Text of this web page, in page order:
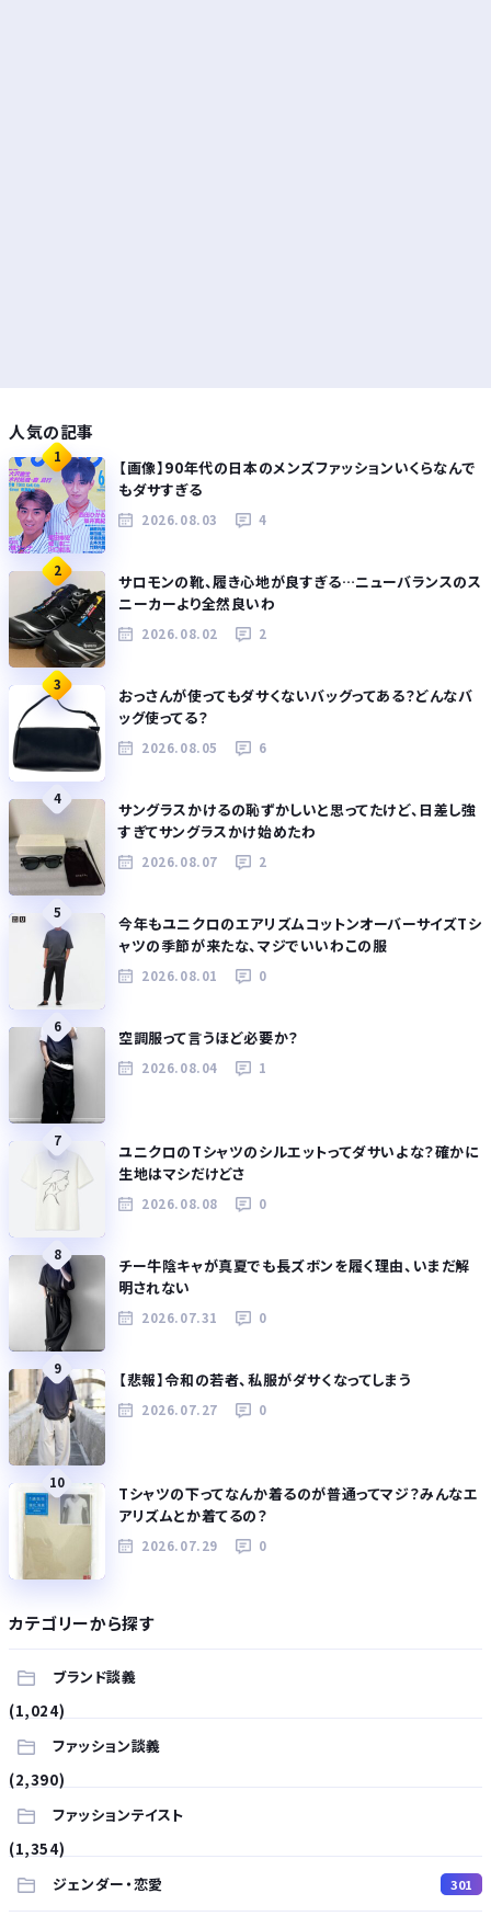
人気の記事
1
【画像】90年代の日本のメンズファッションいくらなんで
もダサすぎる
2026.08.03 4
2
サロモンの靴、履き心地が良すぎる…ニューバランスのス
ニーカーより全然良いわ
2026.08.02 2
3
おっさんが使ってもダサくないバッグってある？どんなバ
ッグ使ってる？
2026.08.05 6
4
サングラスかけるの恥ずかしいと思ってたけど、日差し強
すぎてサングラスかけ始めたわ
2026.08.07 2
5
今年もユニクロのエアリズムコットンオーバーサイズTシ
ャツの季節が来たな、マジでいいわこの服
2026.08.01 0
6
空調服って言うほど必要か？
2026.08.04 1
7
ユニクロのTシャツのシルエットってダサいよな？確かに
生地はマシだけどさ
2026.08.08 0
8
チー牛陰キャが真夏でも長ズボンを履く理由、いまだ解
明されない
2026.07.31 0
9
【悲報】令和の若者、私服がダサくなってしまう
2026.07.27 0
10
Tシャツの下ってなんか着るのが普通ってマジ？みんなエ
アリズムとか着てるの？
2026.07.29 0
カテゴリーから探す
ブランド談義
(1,024)
ファッション談義
(2,390)
ファッションテイスト
(1,354)
ジェンダー・恋愛
301